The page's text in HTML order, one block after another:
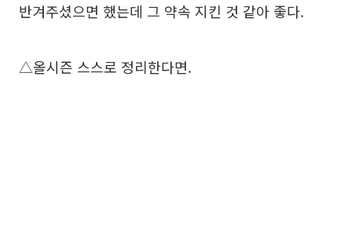
반겨주셨으면 했는데 그 약속 지킨 것 같아 좋다.
△올시즌 스스로 정리한다면.